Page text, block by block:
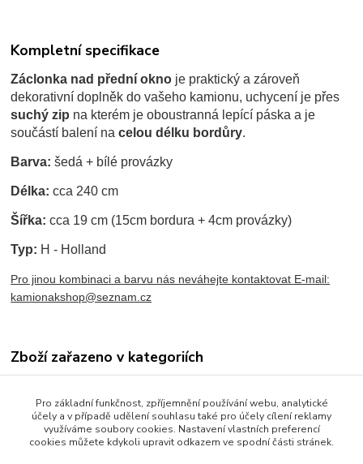
Kompletní specifikace
Záclonka nad přední okno je praktický a zároveň
dekorativní doplněk do vašeho kamionu, uchycení je přes
suchý zip na kterém je oboustranná lepící páska a je
součástí balení nacelou délku bordůry.
Barva: šedá + bílé provázky
Délka:cca 240 cm
Šířka: cca 19 cm (15cm bordura + 4cm provázky)
Typ: H - Holland
Pro jinou kombinaci a barvu nás neváhejte kontaktovat E-mail:
kamionakshop@seznam.cz
Zboží zařazeno v kategoriích
Bordury na přední okno
Bordura typ "H"
Pro základní funkčnost, zpříjemnění používání webu, analytické
účely a v případě udělení souhlasu také pro účely cílení reklamy
využíváme soubory cookies. Nastavení vlastních preferencí
cookies můžete kdykoli upravit odkazem ve spodní části stránek.